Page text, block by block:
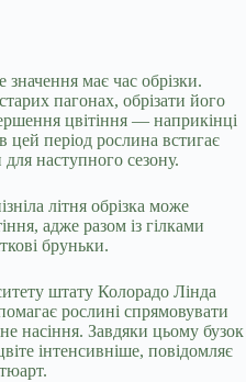
має час обрізки.
пагонах, обрізати його
цвітіння — наприкінці
цей період рослина встигає
наступного сезону.
літня обрізка може
адже разом із гілками
бруньки.
штату Колорадо Лінда
рослині спрямовувати
насіння. Завдяки цьому бузок
інтенсивніше, повідомляє